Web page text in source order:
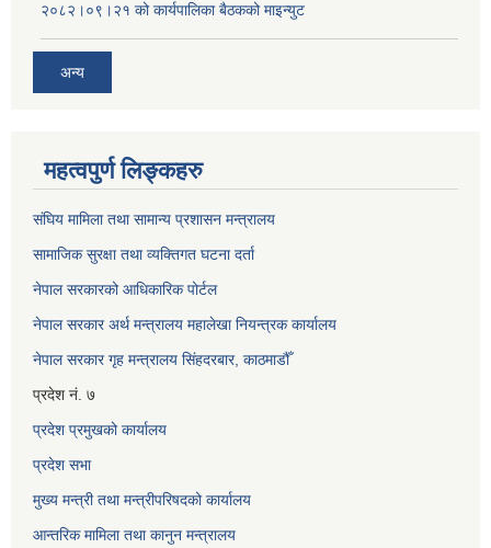
२०८२।०९।२१ को कार्यपालिका बैठकको माइन्युट
अन्य
महत्वपुर्ण लिङ्कहरु
संघिय मामिला तथा सामान्य प्रशासन मन्त्रालय
सामाजिक सुरक्षा तथा व्यक्तिगत घटना दर्ता
नेपाल सरकारको आधिकारिक पोर्टल
नेपाल सरकार अर्थ मन्त्रालय महालेखा नियन्त्रक कार्यालय
नेपाल सरकार गृह मन्त्रालय सिंहदरबार, काठमाडौँ
प्रदेश नं. ७
प्रदेश प्रमुखको कार्यालय
प्रदेश सभा
मुख्य मन्त्री तथा मन्त्रीपरिषदको कार्यालय
आन्तरिक मामिला तथा कानुन मन्त्रालय